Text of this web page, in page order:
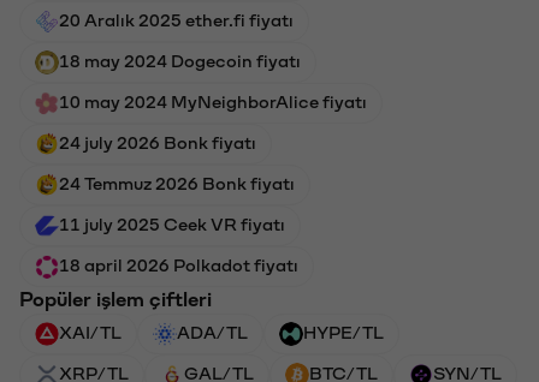
20 Aralık 2025 ether.fi fiyatı
18 may 2024 Dogecoin fiyatı
10 may 2024 MyNeighborAlice fiyatı
24 july 2026 Bonk fiyatı
24 Temmuz 2026 Bonk fiyatı
11 july 2025 Ceek VR fiyatı
18 april 2026 Polkadot fiyatı
Popüler işlem çiftleri
XAI/TL ADA/TL HYPE/TL
XRP/TL GAL/TL BTC/TL SYN/TL